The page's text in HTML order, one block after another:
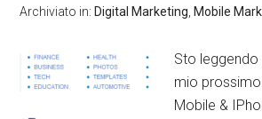
Archiviato in: Digital Marketing Mobile
Sto
mio
Mobile &